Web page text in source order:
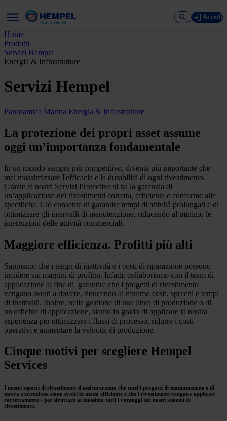
Accedi
Home
Prodotti
Servizi Hempel
Energia & Infrastrutture
Servizi Hempel
Panoramica Marina Energia & Infrastrutture
La protezione dei propri asset assume
oggi un’importanza fondamentale
In un mondo sempre più competitivo, diventa più importante che
mai massimizzare l'efficacia e la durabilità di ogni rivestimento.
Grazie ai nostri Servizi Protective si ha la garanzia di
un’applicazione dei rivestimenti corretta, efficiente e conforme alle
specifiche. Ciò consente di garantire tempi di attività prolungati e di
ottimizzare gli intervalli di manutenzione, riducendo al minimo le
interruzioni delle attività commerciali.
Maggiore efficienza. Profitti più alti
Sappiamo che i tempi di inattività e i costi di riparazione possono
incidere sui margini di profitto. Infatti, collaboriamo con il team di
applicazione al fine di garantire che i progetti di rivestimento
vengano svolti a dovere, riducendo al minimo costi, sprechi e tempi
di inattività. Inoltre, nella gestione di una linea di produzione o di
un'officina di applicazione, siamo in grado di applicare la nostra
esperienza per ottimizzare i flussi di processo, ridurre i costi
operativi e aumentare la velocità di produzione.
Cinque motivi per scegliere Hempel
Services
I nostri esperti di rivestimenti si assicureranno che tutti i progetti di manutenzione e di
nuova costruzione siano svolti in modo efficiente e che i rivestimenti vengano applicati
correttamente - per sfruttare al massimo tutti i vantaggi dei nostri sistemi di
rivestimento.